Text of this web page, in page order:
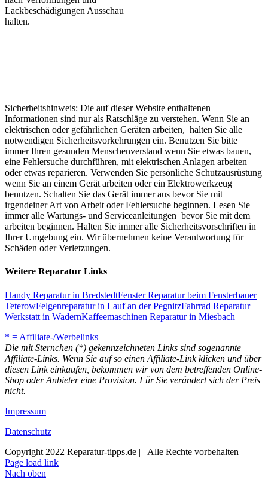
Lackbeschädigungen Ausschau
halten.
Sicherheitshinweis: Die auf dieser Website enthaltenen
Informationen sind nur als Ratschläge zu verstehen. Wenn Sie an
elektrischen oder gefährlichen Geräten arbeiten, halten Sie alle
notwendigen Sicherheitsvorkehrungen ein. Benutzen Sie bitte
immer Ihren gesunden Menschenverstand wenn Sie etwas bauen,
eine Fehlersuche durchführen, mit elektrischen Anlagen arbeiten
oder etwas reparieren. Verwenden Sie persönliche Schutzausrüstung
wenn Sie an einem Gerät arbeiten oder ein Elektrowerkzeug
benutzen. Schalten Sie das Gerät immer aus bevor Sie mit
irgendeiner Art von Arbeit oder Fehlersuche beginnen. Lesen Sie
immer alle Wartungs- und Serviceanleitungen bevor Sie mit dem
arbeiten beginnen. Halten Sie immer alle Sicherheitsvorschriften in
Ihrer Umgebung ein. Wir übernehmen keine Verantwortung für
Schäden oder Verletzungen.
Weitere Reparatur Links
Handy Reparatur in BredstedtFenster Reparatur beim Fensterbauer
TeterowFelgenreparatur in Lauf an der PegnitzFahrrad Reparatur
Werkstatt in WadernKaffeemaschinen Reparatur in Miesbach
* = Affiliate-/Werbelinks
Die mit Sternchen (*) gekennzeichneten Links sind sogenannte
Affiliate-Links. Wenn Sie auf so einen Affiliate-Link klicken und über
diesen Link einkaufen, bekommen wir von dem betreffenden Online-
Shop oder Anbieter eine Provision. Für Sie verändert sich der Preis
nicht.
Impressum
Datenschutz
Copyright 2022 Reparatur-tipps.de | Alle Rechte vorbehalten
Page load link
Nach oben